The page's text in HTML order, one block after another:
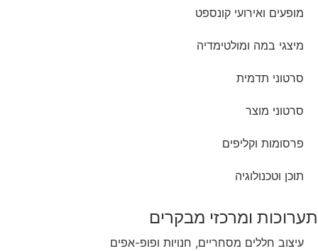
מופעים ואירועי קונספט
מיצגי במה ומולטימדיה
סרטוני תדמית
סרטוני מוצר
פרסומות וקליפים
תוכן וטכנולוגיה
תערוכות ומרכזי מבקרים
עיצוב חללים מסחריים, חנויות ופופ-אפים